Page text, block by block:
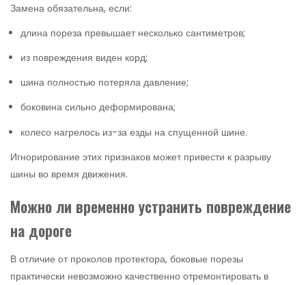
Замена обязательна, если:
длина пореза превышает несколько сантиметров;
из повреждения виден корд;
шина полностью потеряла давление;
боковина сильно деформирована;
колесо нагрелось из-за езды на спущенной шине.
Игнорирование этих признаков может привести к разрыву
шины во время движения.
Можно ли временно устранить повреждение
на дороге
В отличие от проколов протектора, боковые порезы
практически невозможно качественно отремонтировать в